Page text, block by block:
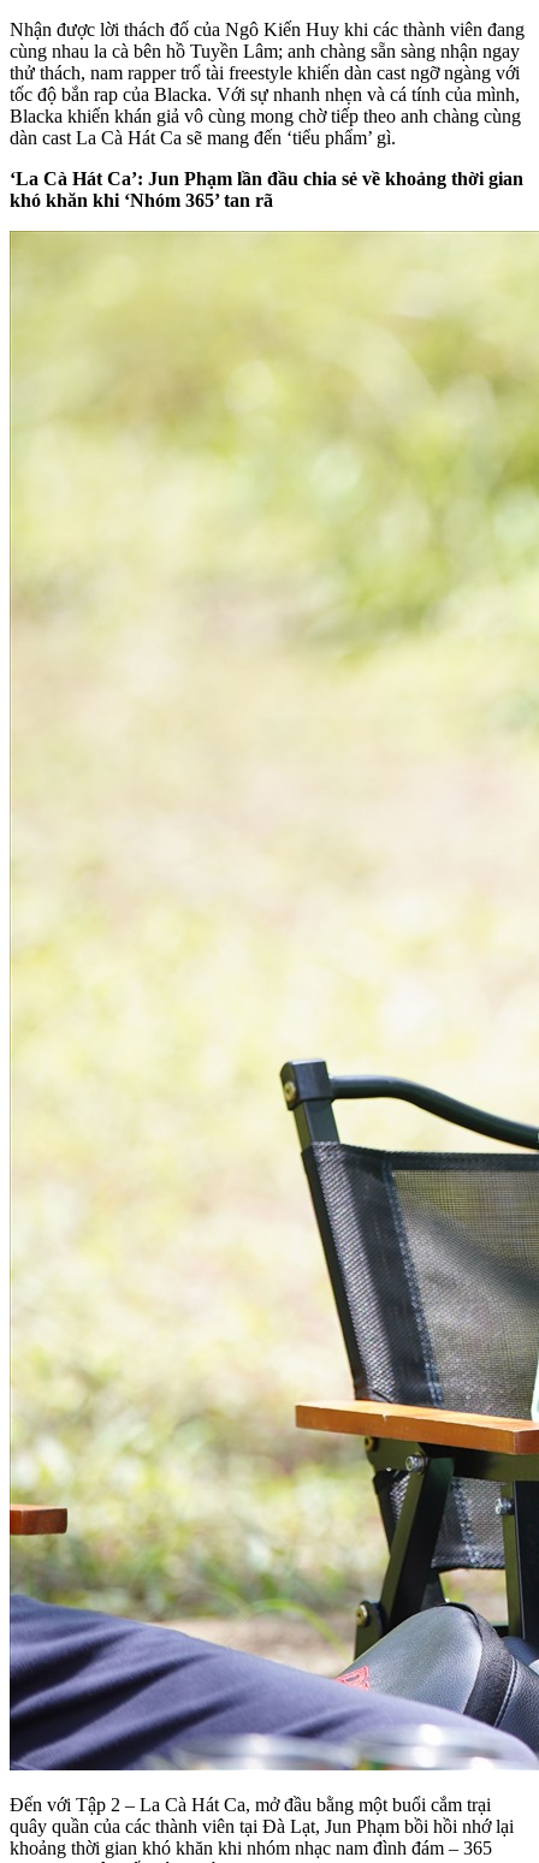
Nhận được lời thách đố của Ngô Kiến Huy khi các thành viên đang
cùng nhau la cà bên hồ Tuyền Lâm; anh chàng sẵn sàng nhận ngay
thử thách, nam rapper trổ tài freestyle khiến dàn cast ngỡ ngàng với
tốc độ bắn rap của Blacka. Với sự nhanh nhẹn và cá tính của mình,
Blacka khiến khán giả vô cùng mong chờ tiếp theo anh chàng cùng
dàn cast La Cà Hát Ca sẽ mang đến ‘tiểu phẩm’ gì.
‘La Cà Hát Ca’: Jun Phạm lần đầu chia sẻ về khoảng thời gian
khó khăn khi ‘Nhóm 365’ tan rã
Đến với Tập 2 – La Cà Hát Ca, mở đầu bằng một buổi cắm trại
quây quần của các thành viên tại Đà Lạt, Jun Phạm bồi hồi nhớ lại
khoảng thời gian khó khăn khi nhóm nhạc nam đình đám – 365